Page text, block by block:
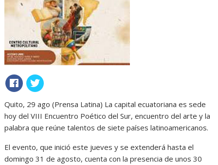
Quito, 29 ago (Prensa Latina) La capital ecuatoriana es sede
hoy del VIII Encuentro Poético del Sur, encuentro del arte y la
palabra que reúne talentos de siete países latinoamericanos.
El evento, que inició este jueves y se extenderá hasta el
domingo 31 de agosto, cuenta con la presencia de unos 30